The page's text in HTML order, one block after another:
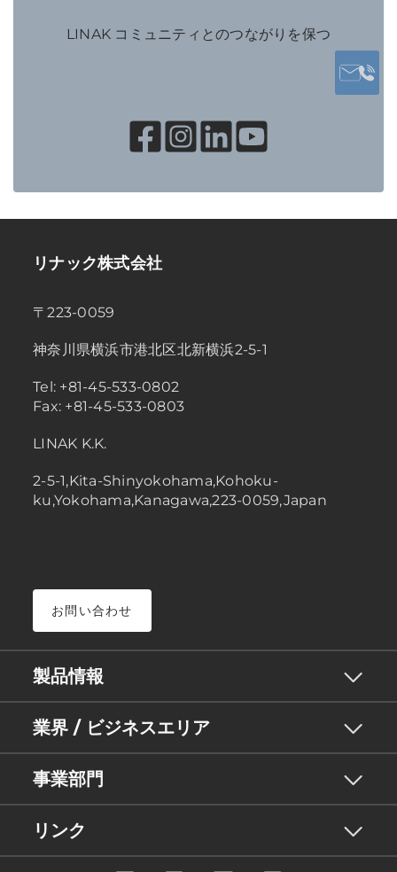
LINAK コミュニティとのつながりを保つ
リナック株式会社
〒223-0059
神奈川県横浜市港北区北新横浜2-5-1
Tel: +81-45-533-0802
Fax: +81-45-533-0803
LINAK K.K.
2-5-1,Kita-Shinyokohama,Kohoku-
ku,Yokohama,Kanagawa,223-0059,Japan
お問い合わせ
製品情報
業界 / ビジネスエリア
事業部門
リンク